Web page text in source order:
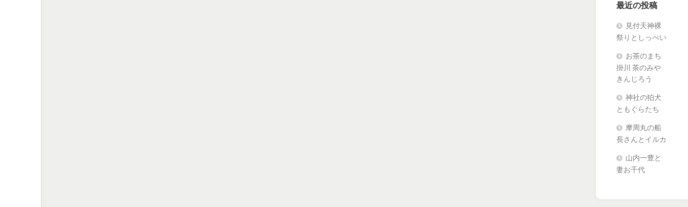
最近の投稿
見付天神裸
祭りとしっぺい
お茶のまち
掛川 茶のみや
きんじろう
神社の狛犬
ともぐらたち
摩周丸の船
長さんとイルカ
山内一豊と
妻お千代